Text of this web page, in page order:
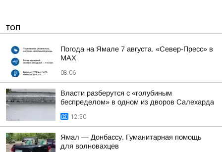
ТОП
Погода на Ямале 7 августа. «Север-Пресс» в
MAX
08:06
Власти разберутся с «голубиным
беспределом» в одном из дворов Салехарда
12:50
Ямал — Донбассу. Гуманитарная помощь
для волновахцев